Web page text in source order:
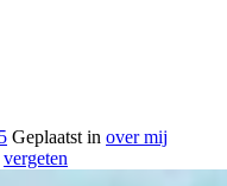
Geplaatst in over mij
vergeten